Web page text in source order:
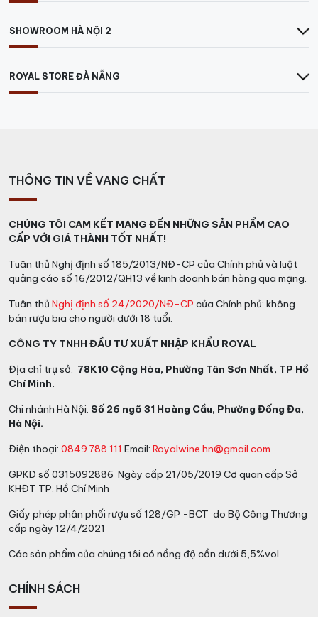
SHOWROOM HÀ NỘI 2
ROYAL STORE ĐÀ NẴNG
THÔNG TIN VỀ VANG CHẤT
CHÚNG TÔI CAM KẾT MANG ĐẾN NHỮNG SẢN PHẨM CAO
CẤP VỚI GIÁ THÀNH TỐT NHẤT!
Tuân thủ Nghị định số 185/2013/NĐ-CP của Chính phủ và luật
quảng cáo số 16/2012/QH13 về kinh doanh bán hàng qua mạng.
Tuân thủ Nghị định số 24/2020/NĐ-CP của Chính phủ: không
bán rượu bia cho người dưới 18 tuổi.
CÔNG TY TNHH ĐẦU TƯ XUẤT NHẬP KHẨU ROYAL
Địa chỉ trụ sở: 78K10 Cộng Hòa, Phường Tân Sơn Nhất, TP Hồ
Chí Minh.
Chi nhánh Hà Nội: Số 26 ngõ 31 Hoàng Cầu, Phường Đống Đa,
Hà Nội.
Điện thoại: 0849 788 111 Email: Royalwine.hn@gmail.com
GPKD số 0315092886 Ngày cấp 21/05/2019 Cơ quan cấp Sở
KHĐT TP. Hồ Chí Minh
Giấy phép phân phối rượu số 128/GP -BCT do Bộ Công Thương
cấp ngày 12/4/2021
Các sản phẩm của chúng tôi có nồng độ cồn dưới 5,5%vol
CHÍNH SÁCH